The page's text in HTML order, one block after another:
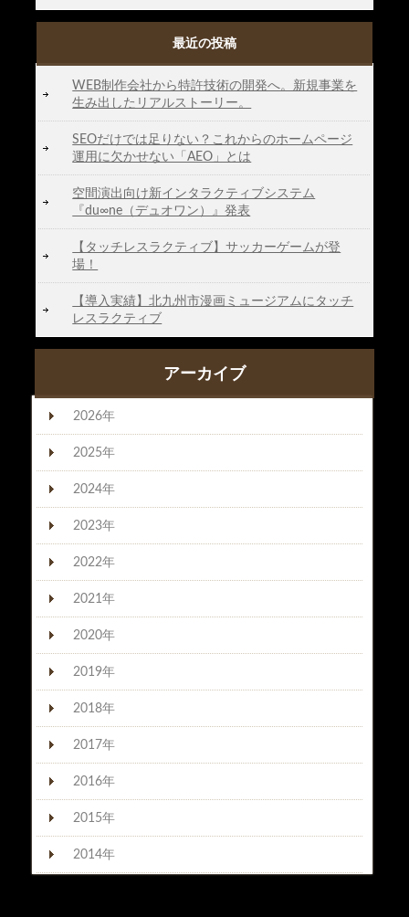
最近の投稿
WEB制作会社から特許技術の開発へ。新規事業を
生み出したリアルストーリー。
SEOだけでは足りない？これからのホームページ
運用に欠かせない「AEO」とは
空間演出向け新インタラクティブシステム
『du∞ne（デュオワン）』発表
【タッチレスラクティブ】サッカーゲームが登
場！
【導入実績】北九州市漫画ミュージアムにタッチ
レスラクティブ
アーカイブ
2026年
2025年
2024年
2023年
2022年
2021年
2020年
2019年
2018年
2017年
2016年
2015年
2014年